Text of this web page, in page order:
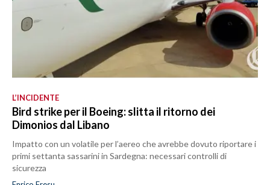
L’INCIDENTE
Bird strike per il Boeing: slitta il ritorno dei
Dimonios dal Libano
Impatto con un volatile per l’aereo che avrebbe dovuto riportare i
primi settanta sassarini in Sardegna: necessari controlli di
sicurezza